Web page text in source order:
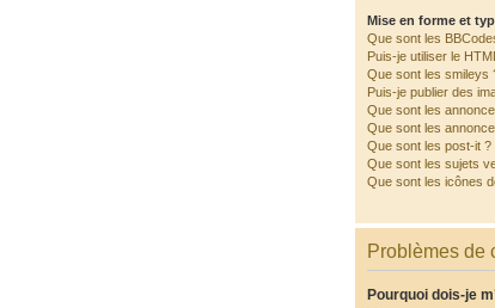
Mise en forme et
Que sont les
Puis-je utiliser le
Que sont les smileys
Puis-je publier des
Que sont les
Que sont les
Que sont les post-it ?
Que sont les sujets
Que sont les icônes
Problèmes de
Pourquoi dois-je